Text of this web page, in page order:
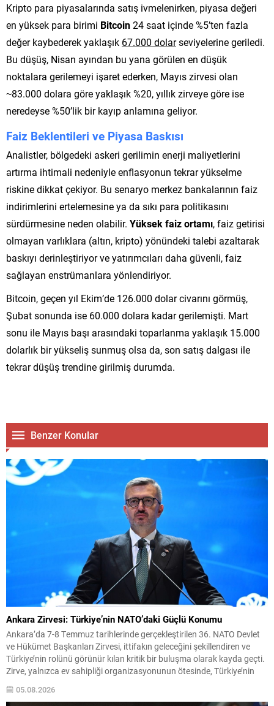
Kripto para piyasalarında satış ivmelenirken, piyasa değeri
en yüksek para birimi Bitcoin24 saat içinde %5’ten fazla
değer kaybederek yaklaşık 67.000 dolarseviyelerine geriledi.
Bu düşüş, Nisan ayından bu yana görülen en düşük
noktalara gerilemeyi işaret ederken, Mayıs zirvesi olan
~83.000 dolara göre yaklaşık %20, yıllık zirveye göre ise
neredeyse %50’lik bir kayıp anlamına geliyor.
Faiz Beklentileri ve Piyasa Baskısı
Analistler, bölgedeki askeri gerilimin enerji maliyetlerini
artırma ihtimali nedeniyle enflasyonun tekrar yükselme
riskine dikkat çekiyor. Bu senaryo merkez bankalarının faiz
indirimlerini ertelemesine ya da sıkı para politikasını
sürdürmesine neden olabilir. Yüksek faiz ortamı, faiz getirisi
olmayan varlıklara (altın, kripto) yönündeki talebi azaltarak
baskıyı derinleştiriyor ve yatırımcıları daha güvenli, faiz
sağlayan enstrümanlara yönlendiriyor.
Bitcoin, geçen yıl Ekim’de 126.000 dolar civarını görmüş,
Şubat sonunda ise 60.000 dolara kadar gerilemişti. Mart
sonu ile Mayıs başı arasındaki toparlanma yaklaşık 15.000
dolarlık bir yükseliş sunmuş olsa da, son satış dalgası ile
tekrar düşüş trendine girilmiş durumda.
Benzer Konular
Ankara Zirvesi: Türkiye’nin NATO’daki Güçlü Konumu
Ankara’da 7-8 Temmuz tarihlerinde gerçekleştirilen 36. NATO Devlet
ve Hükümet Başkanları Zirvesi, ittifakın geleceğini şekillendiren ve
Türkiye’nin rolünü görünür kılan kritik bir buluşma olarak kayda geçti.
Zirve, yalnızca ev sahipliği organizasyonunun ötesinde, Türkiye’nin
pekiştirdi. Uluslararası güvenlik ortamı eş zamanlı ve çok boyutlu
05.08.2026